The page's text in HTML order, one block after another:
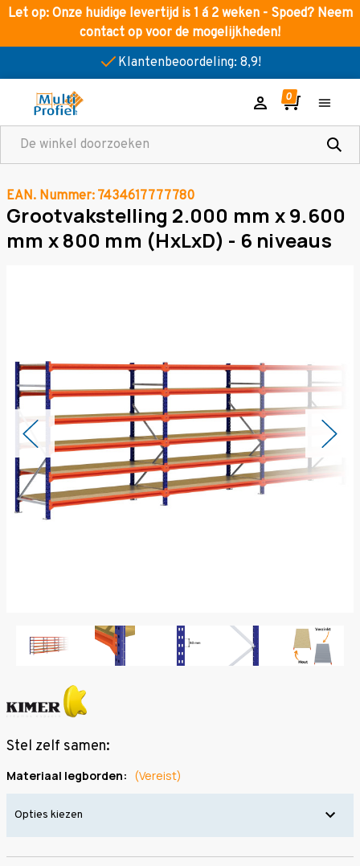
Let op: Onze huidige levertijd is 1 á 2 weken - Spoed? Neem
contact op voor de mogelijkheden!
Klantenbeoordeling: 8,9!
Zoeken
EAN. Nummer: 7434617777780
Grootvakstelling 2.000 mm x 9.600
mm x 800 mm (HxLxD) - 6 niveaus
Stel zelf samen:
Materiaal legborden: (Vereist)